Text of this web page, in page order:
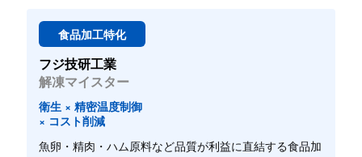
食品加工特化
フジ技研工業
解凍マイスター
衛生 × 精密温度制御
× コスト削減
魚卵・精肉・ハム原料など品質が利益に直結する食品加